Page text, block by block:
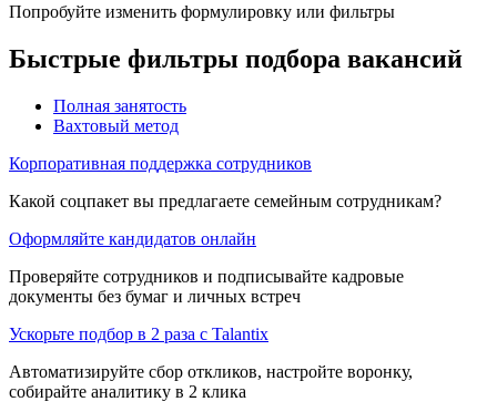
Попробуйте изменить формулировку или фильтры
Быстрые фильтры подбора вакансий
Полная занятость
Вахтовый метод
Корпоративная поддержка сотрудников
Какой соцпакет вы предлагаете семейным сотрудникам?
Оформляйте кандидатов онлайн
Проверяйте сотрудников и подписывайте кадровые
документы без бумаг и личных встреч
Ускорьте подбор в 2 раза с Talantix
Автоматизируйте сбор откликов, настройте воронку,
собирайте аналитику в 2 клика